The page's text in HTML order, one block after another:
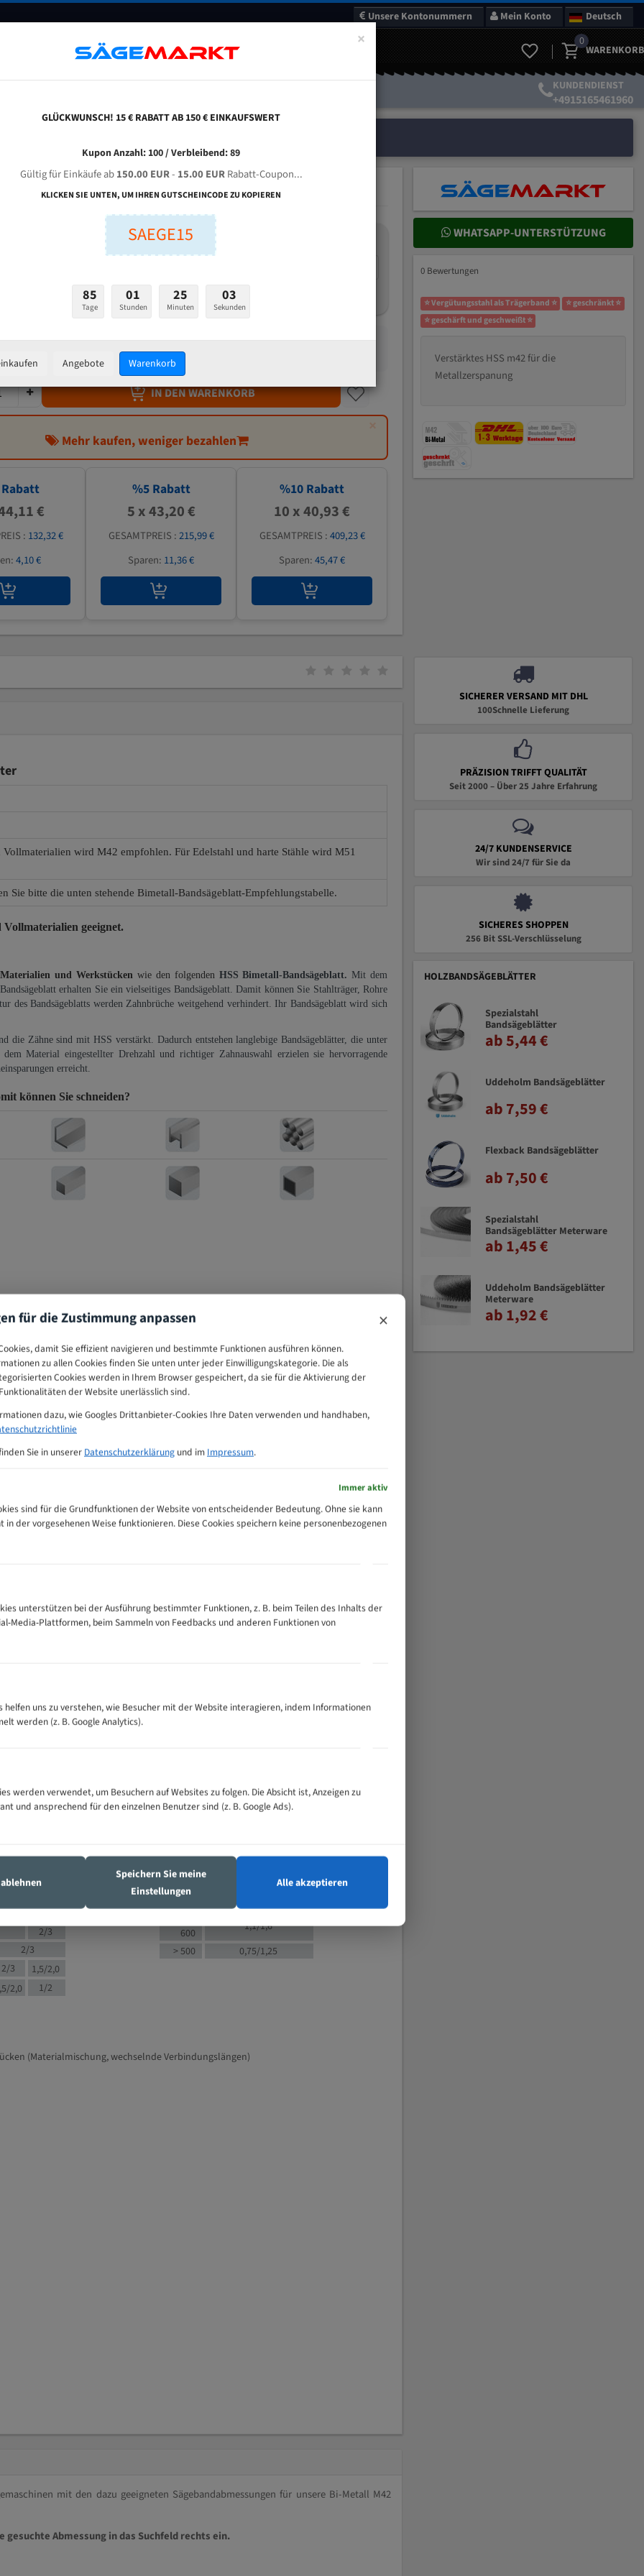
Unsere Kontonummern Mein Konto Deutsch
FAQ GUTSCHEINE BLOG KONTAKT
0
WARENKORB
KUNDENDIENST
+4915165461960
LINUO GH 4235 für 4115 mm Bi-Metall Bandsägeblätter
Breite (mm):
45,47 €
zzgl.Versandkosten
IN DEN WARENKORB
×
Mehr kaufen, weniger bezahlen
€
: 132,32 €
4,10 €
%5Rabatt
5 x 43,20 €
GESAMTPREIS :215,99 €
Sparen: 11,36 €
%10 Rabatt
10 x 40,93 €
GESAMTPREIS :409,23 €
Sparen:45,47 €
WHATSAPP-UNTERSTÜTZUNG
0 Bewertungen
⭐ Vergütungsstahl als Trägerband ⭐
⭐ geschränkt ⭐
⭐ geschärft und geschweißt ⭐
Verstärktes HSS m42 für die
Metallzerspanung
wird M42 empfohlen. Für Edelstahl und harte Stähle wird M51
Sie bitte die unten stehende Bimetall-Bandsägeblatt-Empfehlungstabelle.
geeignet.
und Werkstücken wie den folgenden HSS Bimetall-Bandsägeblatt. Mit dem
erhalten Sie ein vielseitiges Bandsägeblatt. Damit können Sie Stahlträger, Rohre
des Bandsägeblatts werden Zahnbrüche weitgehend verhindert. Ihr Bandsägeblatt wird sich
die Zähne sind mit HSS verstärkt. Dadurch entstehen langlebige Bandsägeblätter, die unter
Material eingestellter Drehzahl und richtiger Zahnauswahl erzielen sie hervorragende
erreicht.
können Sie schneiden?
Tabelle
300
500
4/6
4/6
4/5
4/5
2/3
2/3
2/3
1,5/2,0
2,0 1/2
M (mm)
Zähne pro
Zoll (ZpZ))
35 - 70
5/8
130 -
350
150 -
600
1,1/1,6
> 500
0,75/1,25
(Materialmischung, wechselnde Verbindungslängen)
mit den dazu geeigneten Sägebandabmessungen für unsere Bi-Metall M42
Abmessung in das Suchfeld rechts ein.
SICHERER VERSAND MIT DHL
100Schnelle Lieferung
PRÄZISION TRIFFT QUALITÄT
Seit 2000 – Über 25 Jahre Erfahrung
24/7 KUNDENSERVICE
Wir sind 24/7 für Sie da
SICHERES SHOPPEN
256 Bit SSL-Verschlüsselung
HOLZBANDSÄGEBLÄTTER
Spezialstahl
Bandsägeblätter
ab 5,44 €
Uddeholm Bandsägeblätter
ab 7,59 €
Flexback Bandsägeblätter
ab 7,50 €
Spezialstahl
Bandsägeblätter Meterware
ab 1,45 €
Uddeholm Bandsägeblätter
Meterware
ab 1,92 €
×
GLÜCKWUNSCH! 15 € RABATT AB 150 € EINKAUFSWERT
Kupon Anzahl: 100 / Verbleibend: 89
Gültig für Einkäufe ab150.00 EUR- 15.00 EURRabatt-Coupon...
KLICKEN SIE UNTEN, UM IHREN GUTSCHEINCODE ZU KOPIEREN
SAEGE15
85
Tage
01
Stunden
25
Minuten
01
Sekunden
Angebote Warenkorb
für die Zustimmung anpassen ×
damit Sie effizient navigieren und bestimmte Funktionen ausführen können.
zu allen Cookies finden Sie unten unter jeder Einwilligungskategorie. Die als
Cookies werden in Ihrem Browser gespeichert, da sie für die Aktivierung der
der Website unerlässlich sind.
dazu, wie Googles Drittanbieter-Cookies Ihre Daten verwenden und handhaben,
Sie in unserer Datenschutzerklärung und im Impressum.
Immer aktiv
sind für die Grundfunktionen der Website von entscheidender Bedeutung. Ohne sie kann
in der vorgesehenen Weise funktionieren. Diese Cookies speichern keine personenbezogenen
unterstützen bei der Ausführung bestimmter Funktionen, z. B. beim Teilen des Inhalts der
Media-Plattformen, beim Sammeln von Feedbacks und anderen Funktionen von
helfen uns zu verstehen, wie Besucher mit der Website interagieren, indem Informationen
werden (z. B. Google Analytics).
werden verwendet, um Besuchern auf Websites zu folgen. Die Absicht ist, Anzeigen zu
und ansprechend für den einzelnen Benutzer sind (z. B. Google Ads).
Speichern Sie meine
Einstellungen
Alle akzeptieren